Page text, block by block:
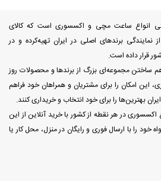
انواع ساعت مچی و اکسسوری است که کالای
نمایندگی برندهای اصلی در ایران تهیه‌کرده و در
قرار داده است.
ساختن مجموعه‌ای بزرگ از برندها و محصولات روز
امکان را برای مشتریان و همراهان خود فراهم
بهترین‌ها را برای خود انتخاب و خریداری کنند.
در هر نقطه از کشور با خرید آنلاین از این
را با ارسال فوری و رایگان در منزل، محل کار یا